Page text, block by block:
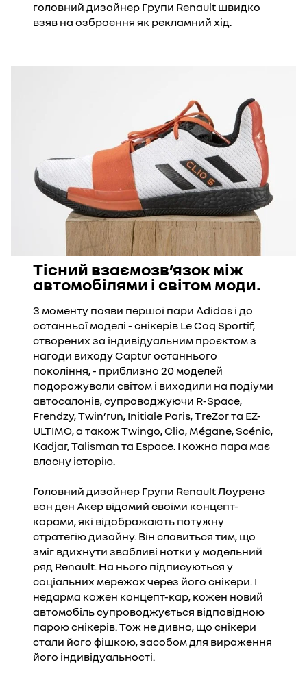
головний дизайнер Групи Renault швидко
взяв на озброєння як рекламний хід.
Тісний взаємозв’язок між
автомобілями і світом моди.
З моменту появи першої пари Adidas і до
останньої моделі - снікерів Le Coq Sportif,
створених за індивідуальним проєктом з
нагоди виходу Captur останнього
покоління, - приблизно 20 моделей
подорожували світом і виходили на подіуми
автосалонів, супроводжуючи R-Space,
Frendzy, Twin’run, Initiale Paris, TreZor та EZ-
ULTIMO, а також Twingo, Clio, Mégane, Scénic,
Kadjar, Talisman та Espace. І кожна пара має
власну історію.
Головний дизайнер Групи Renault Лоуренс
ван ден Акер відомий своїми концепт-
карами, які відображають потужну
стратегію дизайну. Він славиться тим, що
зміг вдихнути звабливі нотки у модельний
ряд Renault. На нього підписуються у
соціальних мережах через його снікери. І
недарма кожен концепт-кар, кожен новий
автомобіль супроводжується відповідною
парою снікерів. Тож не дивно, що снікери
стали його фішкою, засобом для вираження
його індивідуальності.